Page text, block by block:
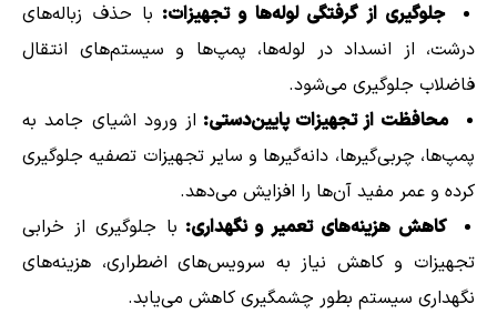
جلوگیری از گرفتگی لوله‌ها و تجهیزات: با حذف زباله‌های
درشت، از انسداد در لوله‌ها، پمپ‌ها و سیستم‌های انتقال
فاضلاب جلوگیری می‌شود.
محافظت از تجهیزات پایین‌دستی: از ورود اشیای جامد به
پمپ‌ها، چربی‌گیرها، دانه‌گیرها و سایر تجهیزات تصفیه جلوگیری
کرده و عمر مفید آن‌ها را افزایش می‌دهد.
کاهش هزینه‌های تعمیر و نگهداری: با جلوگیری از خرابی
تجهیزات و کاهش نیاز به سرویس‌های اضطراری، هزینه‌های
نگهداری سیستم بطور چشمگیری کاهش می‌یابد.